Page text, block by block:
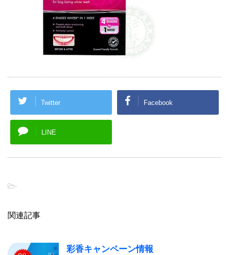
Twitter Facebook
LINE
-
関連記事
彩香キャンペーン情報